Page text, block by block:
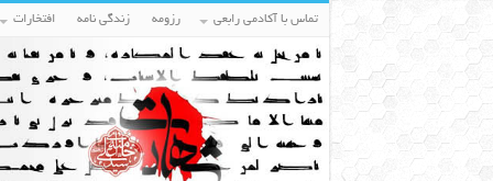
تماس با آکادمی رابعی رزومه زندگی نامه افتخارات